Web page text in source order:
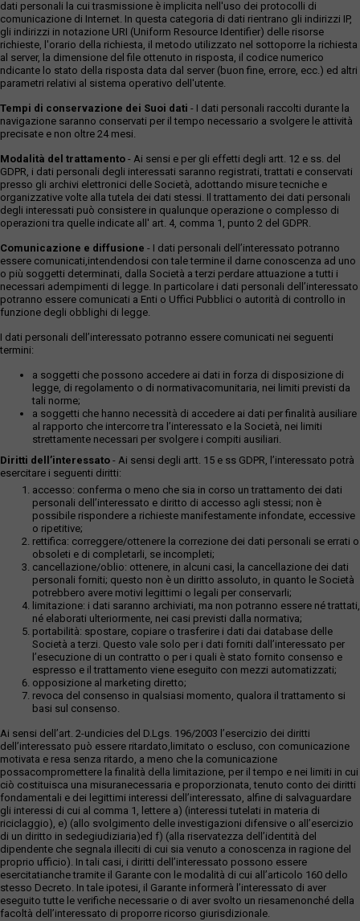
dati personali la cui trasmissione è implicita nell'uso dei protocolli di
comunicazione di Internet. In questa categoria di dati rientrano gli indirizzi IP,
gli indirizzi in notazione URI (Uniform Resource Identifier) delle risorse
richieste, l'orario della richiesta, il metodo utilizzato nel sottoporre la richiesta
al server, la dimensione del file ottenuto in risposta, il codice numerico
ndicante lo stato della risposta data dal server (buon fine, errore, ecc.) ed altri
parametri relativi al sistema operativo dell'utente.
Tempi di conservazione dei Suoi dati - I dati personali raccolti durante la
navigazione saranno conservati per il tempo necessario a svolgere le attività
precisate e non oltre 24 mesi.
Modalità del trattamento - Ai sensi e per gli effetti degli artt. 12 e ss. del
GDPR, i dati personali degli interessati saranno registrati, trattati e conservati
presso gli archivi elettronici delle Società, adottando misure tecniche e
organizzative volte alla tutela dei dati stessi. Il trattamento dei dati personali
degli interessati può consistere in qualunque operazione o complesso di
operazioni tra quelle indicate all' art. 4, comma 1, punto 2 del GDPR.
Comunicazione e diffusione - I dati personali dell’interessato potranno
essere comunicati,intendendosi con tale termine il darne conoscenza ad uno
o più soggetti determinati, dalla Società a terzi perdare attuazione a tutti i
necessari adempimenti di legge. In particolare i dati personali dell’interessato
potranno essere comunicati a Enti o Uffici Pubblici o autorità di controllo in
funzione degli obblighi di legge.
I dati personali dell’interessato potranno essere comunicati nei seguenti
termini:
a soggetti che possono accedere ai dati in forza di disposizione di
legge, di regolamento o di normativacomunitaria, nei limiti previsti da
tali norme;
a soggetti che hanno necessità di accedere ai dati per finalità ausiliare
al rapporto che intercorre tra l’interessato e la Società, nei limiti
strettamente necessari per svolgere i compiti ausiliari.
Diritti dell’interessato - Ai sensi degli artt. 15 e ss GDPR, l’interessato potrà
esercitare i seguenti diritti:
accesso: conferma o meno che sia in corso un trattamento dei dati
personali dell’interessato e diritto di accesso agli stessi; non è
possibile rispondere a richieste manifestamente infondate, eccessive
o ripetitive;
rettifica: correggere/ottenere la correzione dei dati personali se errati o
obsoleti e di completarli, se incompleti;
cancellazione/oblio: ottenere, in alcuni casi, la cancellazione dei dati
personali forniti; questo non è un diritto assoluto, in quanto le Società
potrebbero avere motivi legittimi o legali per conservarli;
limitazione: i dati saranno archiviati, ma non potranno essere né trattati,
né elaborati ulteriormente, nei casi previsti dalla normativa;
portabilità: spostare, copiare o trasferire i dati dai database delle
Società a terzi. Questo vale solo per i dati forniti dall’interessato per
l’esecuzione di un contratto o per i quali è stato fornito consenso e
espresso e il trattamento viene eseguito con mezzi automatizzati;
opposizione al marketing diretto;
revoca del consenso in qualsiasi momento, qualora il trattamento si
basi sul consenso.
Ai sensi dell’art. 2-undicies del D.Lgs. 196/2003 l’esercizio dei diritti
dell’interessato può essere ritardato,limitato o escluso, con comunicazione
motivata e resa senza ritardo, a meno che la comunicazione
possacompromettere la finalità della limitazione, per il tempo e nei limiti in cui
ciò costituisca una misuranecessaria e proporzionata, tenuto conto dei diritti
fondamentali e dei legittimi interessi dell’interessato, alfine di salvaguardare
gli interessi di cui al comma 1, lettere a) (interessi tutelati in materia di
riciclaggio), e) (allo svolgimento delle investigazioni difensive o all’esercizio
di un diritto in sedegiudiziaria)ed f) (alla riservatezza dell’identità del
dipendente che segnala illeciti di cui sia venuto a conoscenza in ragione del
proprio ufficio). In tali casi, i diritti dell’interessato possono essere
esercitatianche tramite il Garante con le modalità di cui all’articolo 160 dello
stesso Decreto. In tale ipotesi, il Garante informerà l’interessato di aver
eseguito tutte le verifiche necessarie o di aver svolto un riesamenonché della
facoltà dell’interessato di proporre ricorso giurisdizionale.